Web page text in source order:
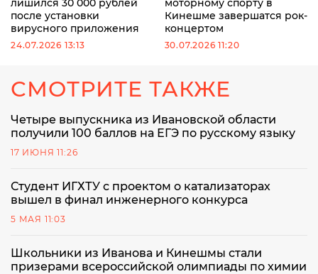
после установки
вирусного приложения
24.07.2026 13:13
Кинешме завершатся рок-
концертом
30.07.2026 11:20
СМОТРИТЕ ТАКЖЕ
Четыре выпускника из Ивановской области
получили 100 баллов на ЕГЭ по русскому языку
17 ИЮНЯ 11:26
Студент ИГХТУ с проектом о катализаторах
вышел в финал инженерного конкурса
5 МАЯ 11:03
Школьники из Иванова и Кинешмы стали
призерами всероссийской олимпиады по химии